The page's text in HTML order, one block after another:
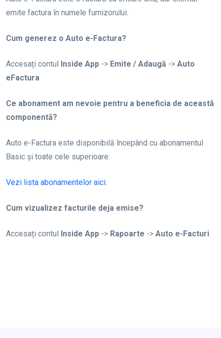
emite factura în numele furnizorului.
Cum generez o Auto e-Factura?
Accesați contul Inside App -> Emite / Adaugă -> Auto
eFactura
Ce abonament am nevoie pentru a beneficia de această
componentă?
Auto e-Factura este disponibilă începând cu abonamentul
Basic și toate cele superioare.
Vezi lista abonamentelor aici.
Cum vizualizez facturile deja emise?
Accesați contul Inside App -> Rapoarte -> Auto e-Facturi